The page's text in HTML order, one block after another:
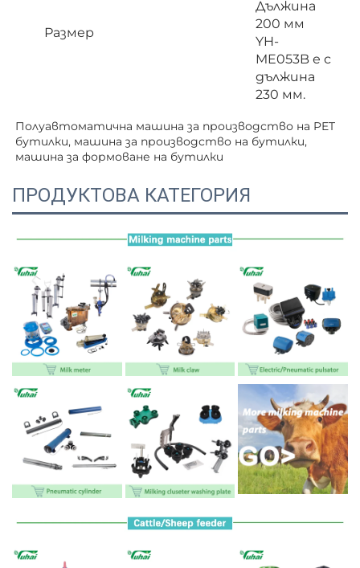
Размер
Дължина
200 мм
YH-
ME053B е с
дължина
230 мм.
Полуавтоматична машина за производство на PET
бутилки, машина за производство на бутилки,
машина за формоване на бутилки
ПРОДУКТОВА КАТЕГОРИЯ